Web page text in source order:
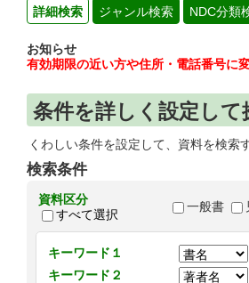
詳細検索 ジャンル検索 NDC分類
お知らせ
有効期限の近い方や住所・電話番号に
条件を詳しく設定して
くわしい条件を設定して、資料を検索
検索条件
資料区分
すべて選択
一般書
キーワード１
キーワード２